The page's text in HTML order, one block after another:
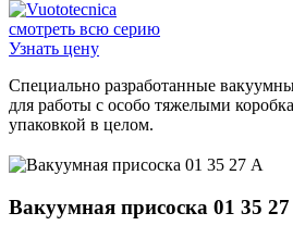
смотреть всю серию
Узнать цену
Специально разработанные
для работы с особо тяжелыми
упаковкой в ​​целом.
Вакуумная присоска 01 35